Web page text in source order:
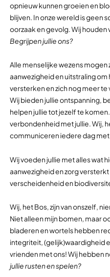
opnieuw kunnen groeien en
blijven. In onze wereld is geen
oorzaak en gevolg. Wij houden
Begrijpen jullie ons?
Alle menselijke wezens mogen
aanwezigheid en uitstraling om
versterken en zich nog meer
Wij bieden jullie ontspanning,
helpen jullie tot jezelf te
verbondenheid met jullie. Wij,
communiceren iedere dag
Wij voeden jullie met alles wat
aanwezigheid en zorg versterkt
verscheidenheid en
Wij, het Bos, zijn van onszelf,
Niet alleen mijn bomen, maar
bladeren en wortels hebben
integriteit, (gelijk)waardigheid
vrienden met ons! Wij hebben
jullie rusten en spelen?